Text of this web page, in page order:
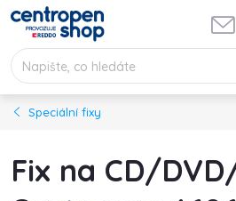
Přejít
obsah
Speciální fixy
Fix na CD/